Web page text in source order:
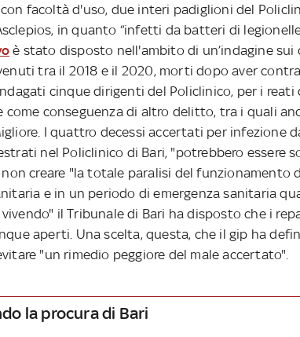
facoltà d'uso, due interi padiglioni del
in quanto “infetti da batteri di
è stato disposto nell'ambito di un’indagine sui
tra il 2018 e il 2020, morti dopo aver
cinque dirigenti del Policlinico, per i reati
conseguenza di altro delitto, tra i quali
I quattro decessi accertati per infezione
nel Policlinico di Bari, "potrebbero essere
creare "la totale paralisi del funzionamento
e in un periodo di emergenza sanitaria
il Tribunale di Bari ha disposto che i
aperti. Una scelta, questa, che il gip ha
"un rimedio peggiore del male accertato".
la procura di Bari